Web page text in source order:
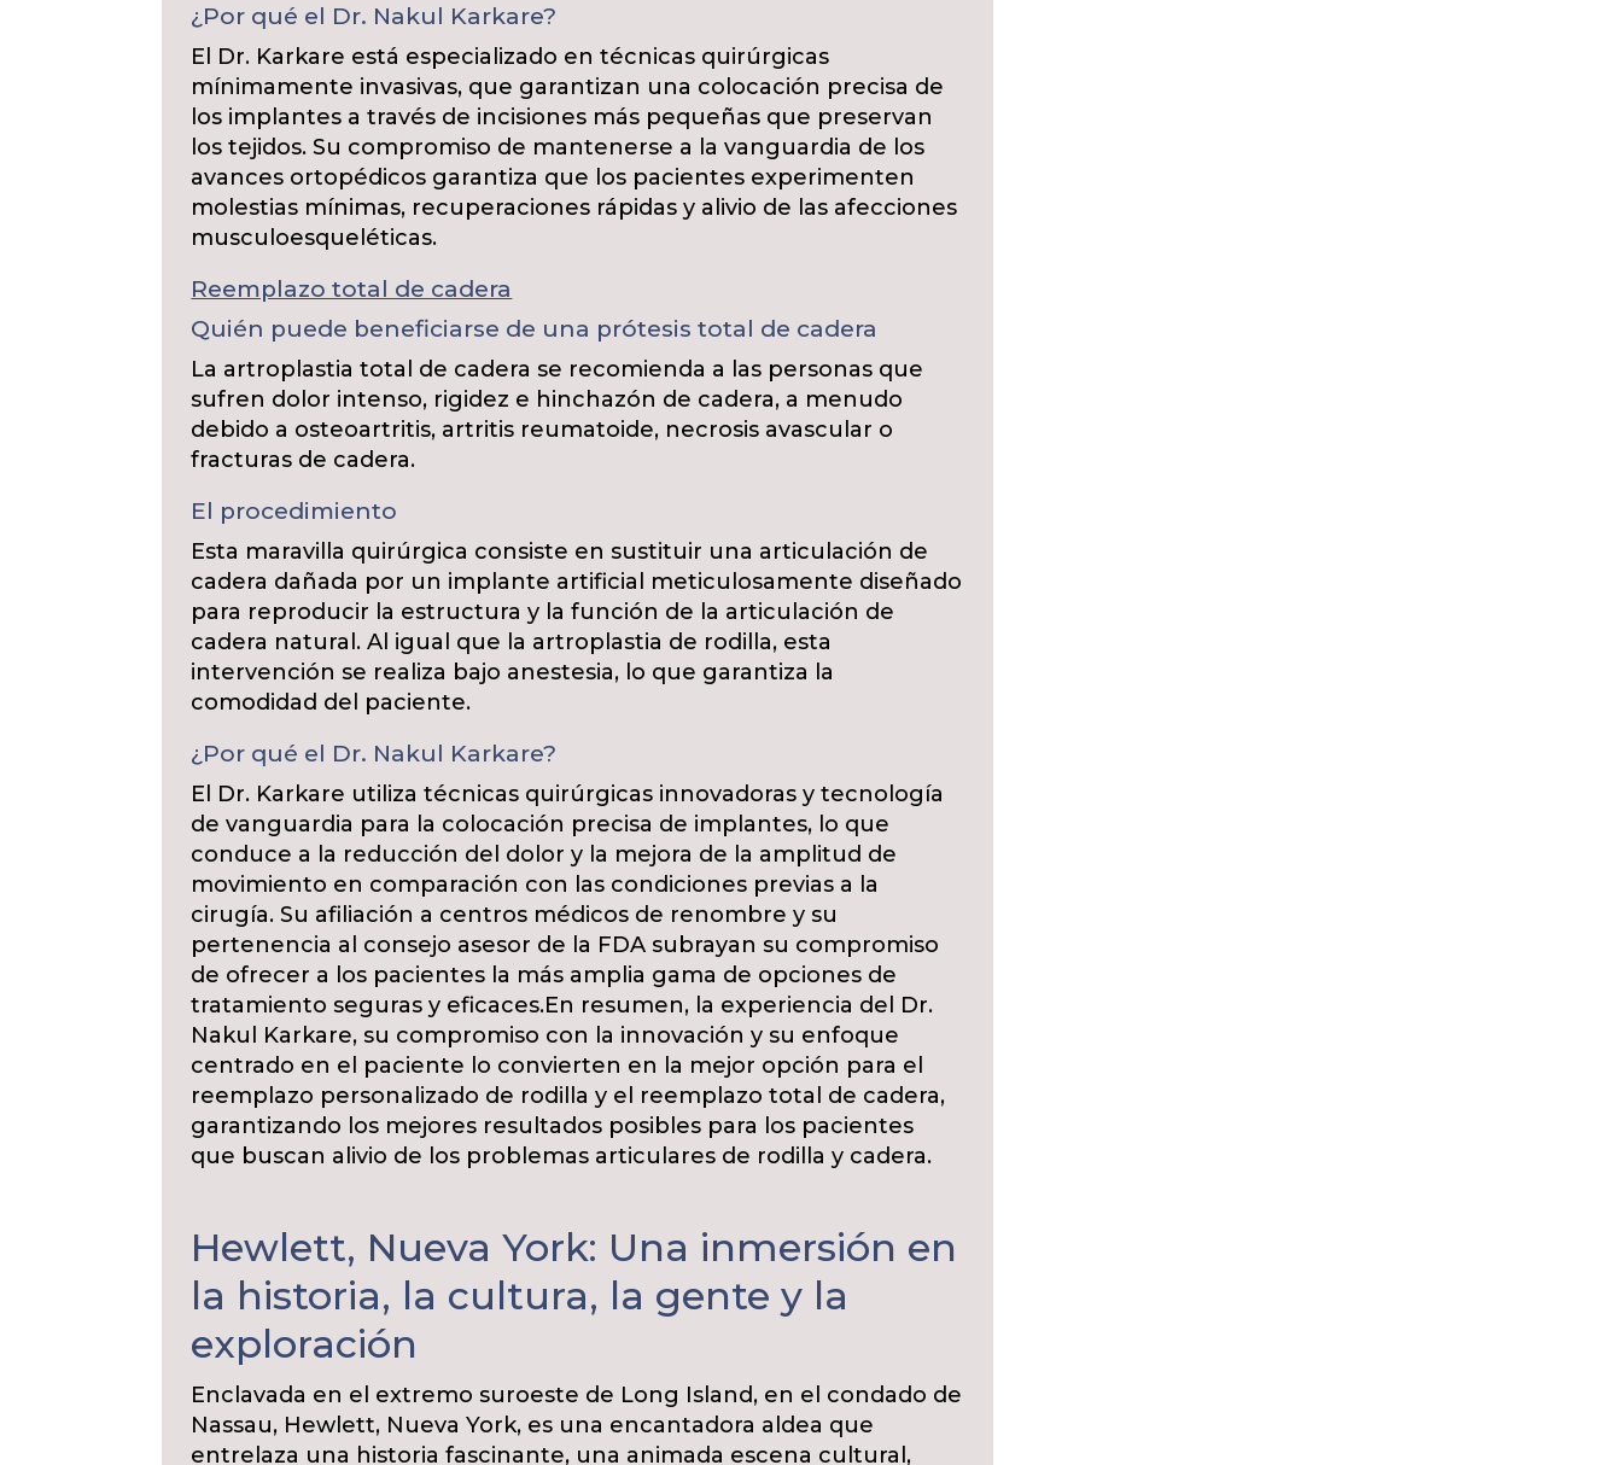
¿Por qué el Dr. Nakul Karkare?
El Dr. Karkare está especializado en técnicas quirúrgicas
mínimamente invasivas, que garantizan una colocación precisa de
los implantes a través de incisiones más pequeñas que preservan
los tejidos. Su compromiso de mantenerse a la vanguardia de los
avances ortopédicos garantiza que los pacientes experimenten
molestias mínimas, recuperaciones rápidas y alivio de las afecciones
musculoesqueléticas.
Reemplazo total de cadera
Quién puede beneficiarse de una prótesis total de cadera
La artroplastia total de cadera se recomienda a las personas que
sufren dolor intenso, rigidez e hinchazón de cadera, a menudo
debido a osteoartritis, artritis reumatoide, necrosis avascular o
fracturas de cadera.
El procedimiento
Esta maravilla quirúrgica consiste en sustituir una articulación de
cadera dañada por un implante artificial meticulosamente diseñado
para reproducir la estructura y la función de la articulación de
cadera natural. Al igual que la artroplastia de rodilla, esta
intervención se realiza bajo anestesia, lo que garantiza la
comodidad del paciente.
¿Por qué el Dr. Nakul Karkare?
El Dr. Karkare utiliza técnicas quirúrgicas innovadoras y tecnología
de vanguardia para la colocación precisa de implantes, lo que
conduce a la reducción del dolor y la mejora de la amplitud de
movimiento en comparación con las condiciones previas a la
cirugía. Su afiliación a centros médicos de renombre y su
pertenencia al consejo asesor de la FDA subrayan su compromiso
de ofrecer a los pacientes la más amplia gama de opciones de
tratamiento seguras y eficaces.En resumen, la experiencia del Dr.
Nakul Karkare, su compromiso con la innovación y su enfoque
centrado en el paciente lo convierten en la mejor opción para el
reemplazo personalizado de rodilla y el reemplazo total de cadera,
garantizando los mejores resultados posibles para los pacientes
que buscan alivio de los problemas articulares de rodilla y cadera.
Hewlett, Nueva York: Una inmersión en
la historia, la cultura, la gente y la
exploración
Enclavada en el extremo suroeste de Long Island, en el condado de
Nassau, Hewlett, Nueva York, es una encantadora aldea que
entrelaza una historia fascinante, una animada escena cultural,